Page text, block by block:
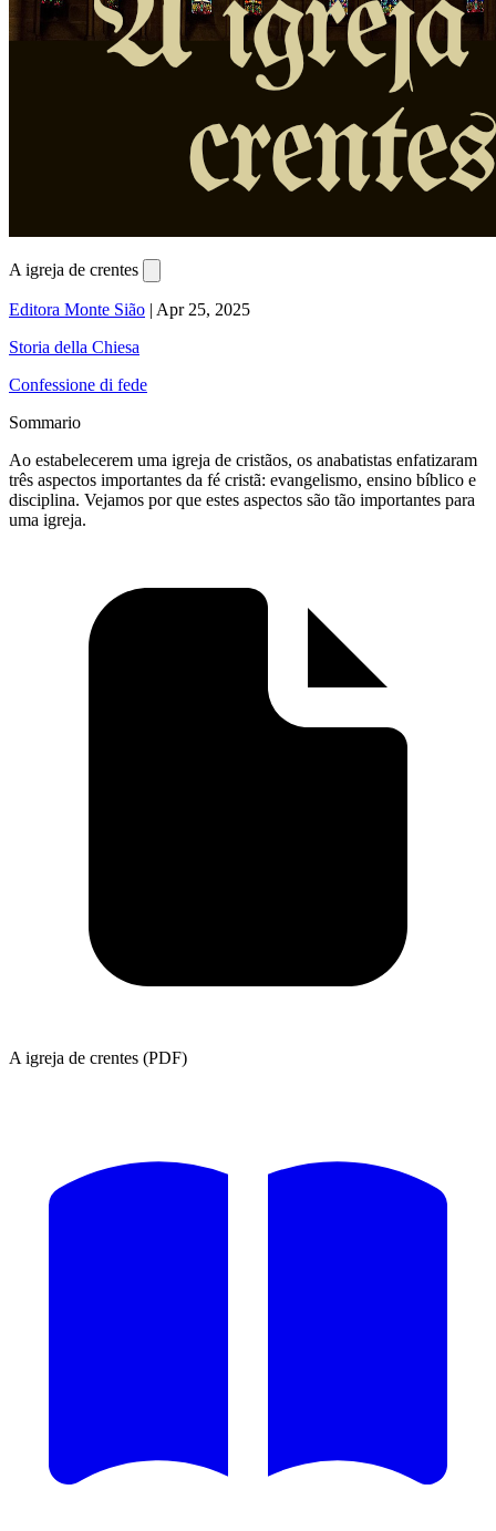
A igreja de crentes
Editora Monte Sião | Apr 25, 2025
Storia della Chiesa
Confessione di fede
Sommario
Ao estabelecerem uma igreja de cristãos, os anabatistas enfatizaram
três aspectos importantes da fé cristã: evangelismo, ensino bíblico e
disciplina. Vejamos por que estes aspectos são tão importantes para
uma igreja.
A igreja de crentes (PDF)